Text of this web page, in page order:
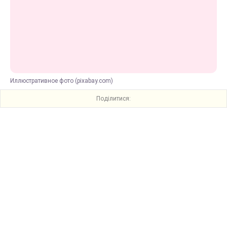
Иллюстративное фото (pixabay.com)
Поділитися: